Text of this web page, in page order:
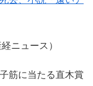
経ニュース）
筋に当たる直木賞